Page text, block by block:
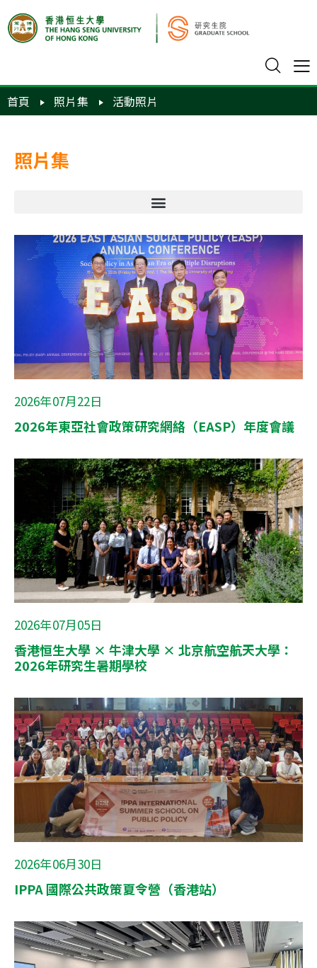
首頁 照片集 活動照片
照片集
2026年東亞社會政策研究網絡（EASP）年度會議
2026年07月22日
香港恒生大學 × 牛津大學 × 北京航空航天大學：
2026年研究生暑期學校
2026年07月05日
IPPA 國際公共政策夏令營（香港站）
2026年06月30日